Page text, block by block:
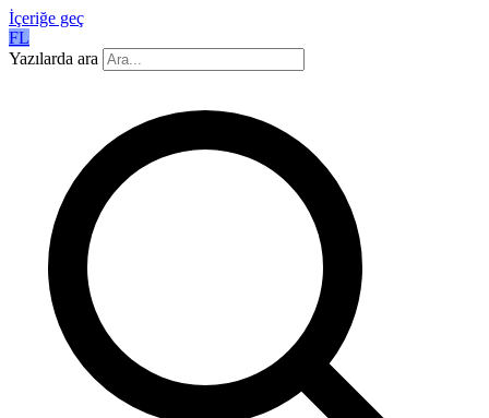
İçeriğe geç
FL
Yazılarda ara